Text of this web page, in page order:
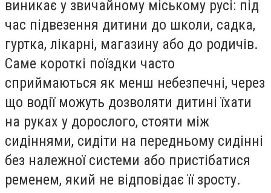
виникає у звичайному міському русі: під
час підвезення дитини до школи, садка,
гуртка, лікарні, магазину або до родичів.
Саме короткі поїздки часто
сприймаються як менш небезпечні, через
що водії можуть дозволяти дитині їхати
на руках у дорослого, стояти між
сидіннями, сидіти на передньому сидінні
без належної системи або пристібатися
ременем, який не відповідає її зросту.